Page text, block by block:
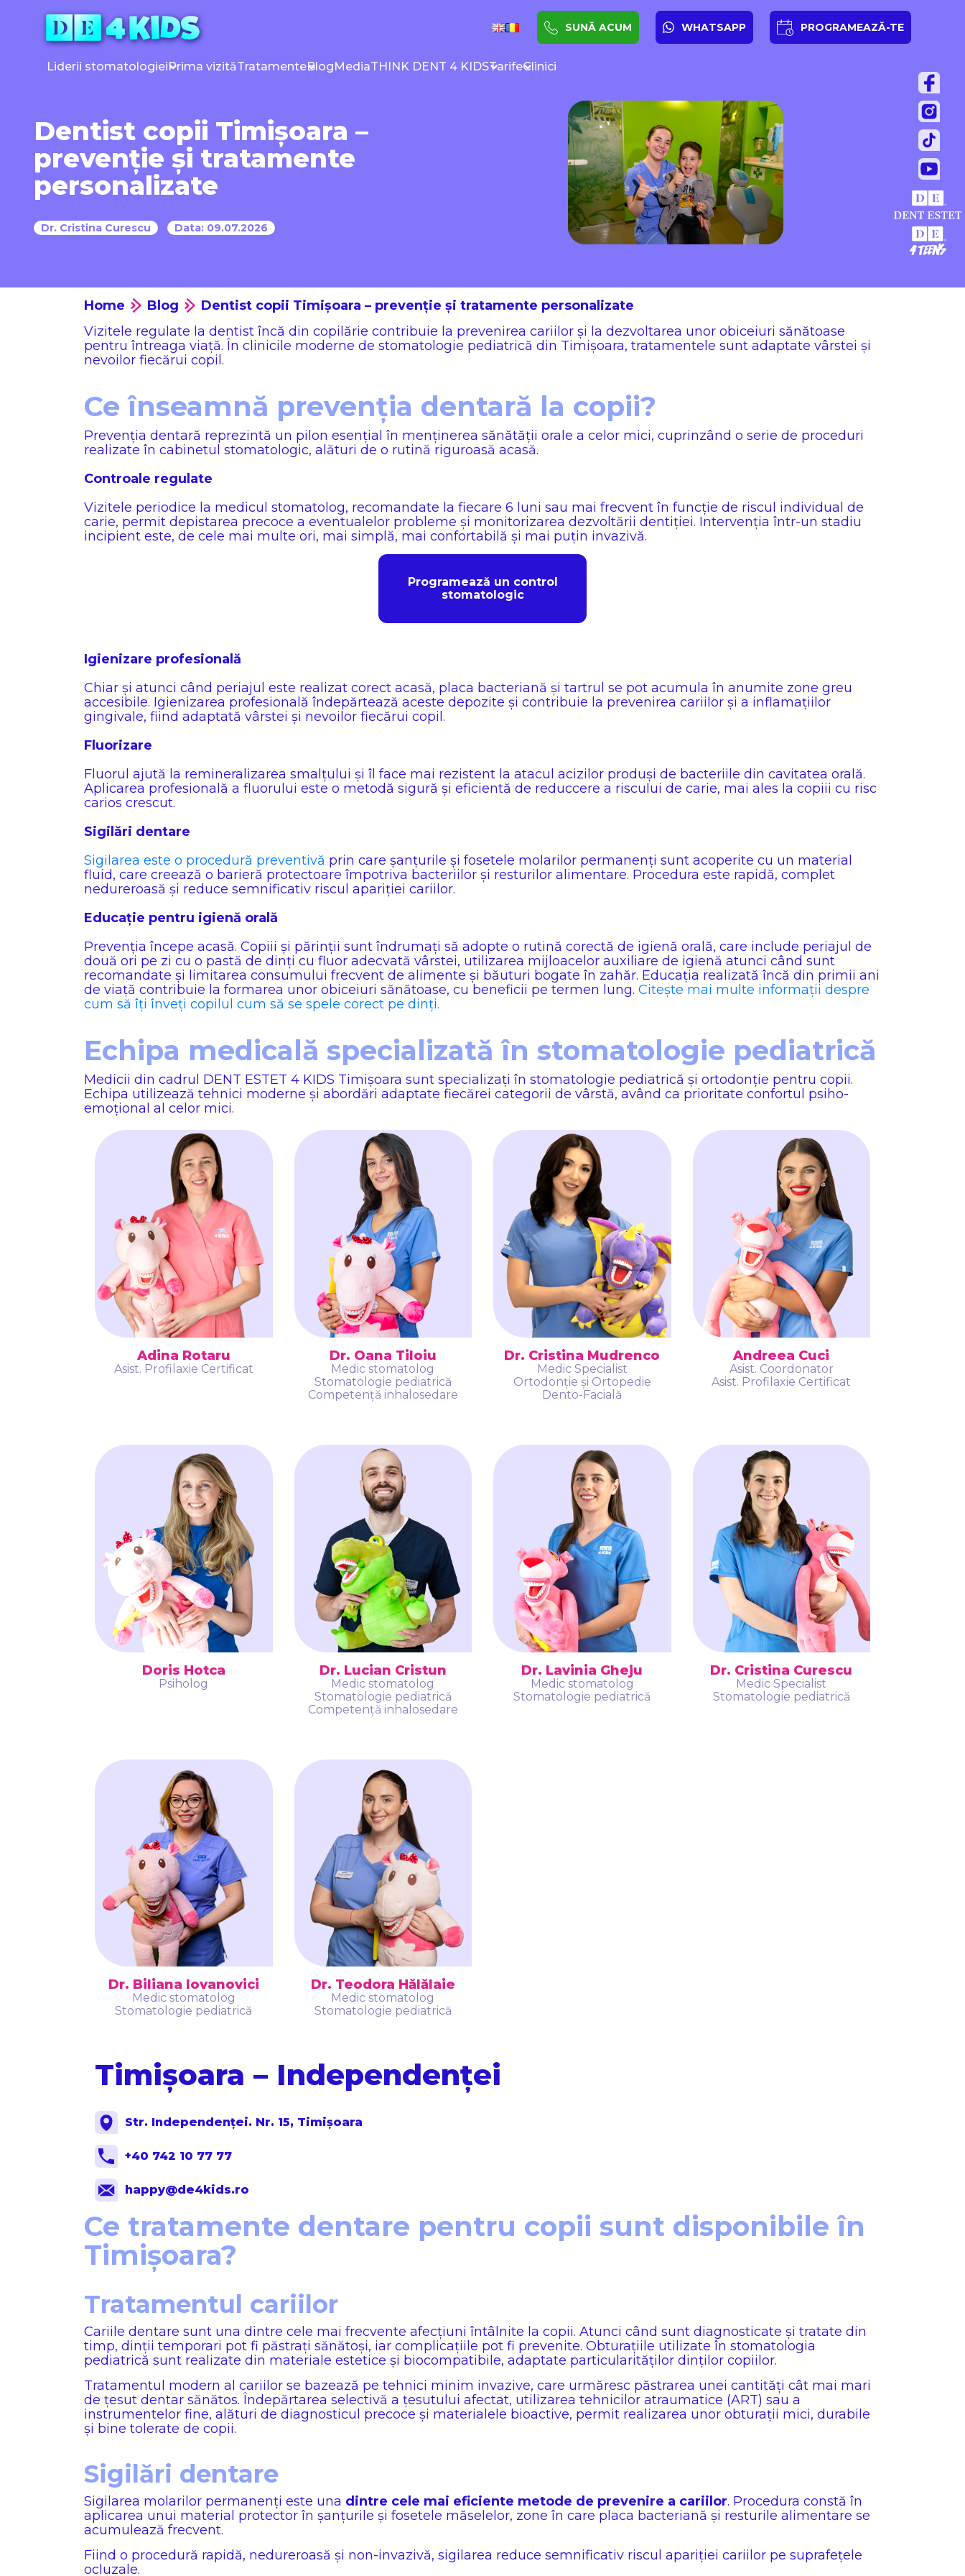
SUNĂ ACUM WHATSAPP PROGRAMEAZĂ-TE
Liderii stomatologieiPrima vizităTratamenteBlogMediaTHINK DENT 4 KIDSTarifeClinici
Dentist copii Timișoara –
prevenție și tratamente
personalizate
Dr. Cristina Curescu Data: 09.07.2026
Home Blog
Dentist copii Timișoara – prevenție și tratamente personalizate
Vizitele regulate la dentist încă din copilărie contribuie la prevenirea cariilor și la dezvoltarea unor obiceiuri sănătoase
pentru întreaga viață. În clinicile moderne de stomatologie pediatrică din Timișoara, tratamentele sunt adaptate vârstei și
nevoilor fiecărui copil.
Ce înseamnă prevenția dentară la copii?
Prevenția dentară reprezintă un pilon esențial în menținerea sănătății orale a celor mici, cuprinzând o serie de proceduri
realizate în cabinetul stomatologic, alături de o rutină riguroasă acasă.
Controale regulate
Vizitele periodice la medicul stomatolog, recomandate la fiecare 6 luni sau mai frecvent în funcție de riscul individual de
carie, permit depistarea precoce a eventualelor probleme și monitorizarea dezvoltării dentiției. Intervenția într-un stadiu
incipient este, de cele mai multe ori, mai simplă, mai confortabilă și mai puțin invazivă.
Programează un control
stomatologic
Igienizare profesională
Chiar și atunci când periajul este realizat corect acasă, placa bacteriană și tartrul se pot acumula în anumite zone greu
accesibile. Igienizarea profesională îndepărtează aceste depozite și contribuie la prevenirea cariilor și a inflamațiilor
gingivale, fiind adaptată vârstei și nevoilor fiecărui copil.
Fluorizare
Fluorul ajută la remineralizarea smalțului și îl face mai rezistent la atacul acizilor produși de bacteriile din cavitatea orală.
Aplicarea profesională a fluorului este o metodă sigură și eficientă de reduccere a riscului de carie, mai ales la copiii cu risc
carios crescut.
Sigilări dentare
Sigilarea este o procedură preventivă prin care șanțurile și fosetele molarilor permanenți sunt acoperite cu un material
fluid, care creează o barieră protectoare împotriva bacteriilor și resturilor alimentare. Procedura este rapidă, complet
nedureroasă și reduce semnificativ riscul apariției cariilor.
Educație pentru igienă orală
Prevenția începe acasă. Copiii și părinții sunt îndrumați să adopte o rutină corectă de igienă orală, care include periajul de
două ori pe zi cu o pastă de dinți cu fluor adecvată vârstei, utilizarea mijloacelor auxiliare de igienă atunci când sunt
recomandate și limitarea consumului frecvent de alimente și băuturi bogate în zahăr. Educația realizată încă din primii ani
de viață contribuie la formarea unor obiceiuri sănătoase, cu beneficii pe termen lung. Citește mai multe informații despre
cum să îți înveți copilul cum să se spele corect pe dinți.
Echipa medicală specializată în stomatologie pediatrică
Medicii din cadrul DENT ESTET 4 KIDS Timișoara sunt specializați în stomatologie pediatrică și ortodonție pentru copii.
Echipa utilizează tehnici moderne și abordări adaptate fiecărei categorii de vârstă, având ca prioritate confortul psiho-
emoțional al celor mici.
Adina Rotaru
Asist. Profilaxie Certificat
Dr. Oana Tiloiu
Medic stomatolog
Stomatologie pediatrică
Competență inhalosedare
Dr. Cristina Mudrenco
Medic Specialist
Ortodonție și Ortopedie
Dento-Facială
Andreea Cuci
Asist. Coordonator
Asist. Profilaxie Certificat
Doris Hotca
Psiholog
Dr. Lucian Cristun
Medic stomatolog
Stomatologie pediatrică
Competență inhalosedare
Dr. Lavinia Gheju
Medic stomatolog
Stomatologie pediatrică
Dr. Cristina Curescu
Medic Specialist
Stomatologie pediatrică
Dr. Biliana Iovanovici
Medic stomatolog
Stomatologie pediatrică
Dr. Teodora Hălălaie
Medic stomatolog
Stomatologie pediatrică
Timișoara – Independenței
Str. Independenței. Nr. 15, Timișoara
+40 742 10 77 77
happy@de4kids.ro
Ce tratamente dentare pentru copii sunt disponibile în
Timișoara?
Tratamentul cariilor
Cariile dentare sunt una dintre cele mai frecvente afecțiuni întâlnite la copii. Atunci când sunt diagnosticate și tratate din
timp, dinții temporari pot fi păstrați sănătoși, iar complicațiile pot fi prevenite. Obturațiile utilizate în stomatologia
pediatrică sunt realizate din materiale estetice și biocompatibile, adaptate particularităților dinților copiilor.
Tratamentul modern al cariilor se bazează pe tehnici minim invazive, care urmăresc păstrarea unei cantități cât mai mari
de țesut dentar sănătos. Îndepărtarea selectivă a țesutului afectat, utilizarea tehnicilor atraumatice (ART) sau a
instrumentelor fine, alături de diagnosticul precoce și materialele bioactive, permit realizarea unor obturații mici, durabile
și bine tolerate de copii.
Sigilări dentare
Sigilarea molarilor permanenți este una dintre cele mai eficiente metode de prevenire a cariilor. Procedura constă în
aplicarea unui material protector în șanțurile și fosetele măselelor, zone în care placa bacteriană și resturile alimentare se
acumulează frecvent.
Fiind o procedură rapidă, nedureroasă și non-invazivă, sigilarea reduce semnificativ riscul apariției cariilor pe suprafețele
ocluzale.